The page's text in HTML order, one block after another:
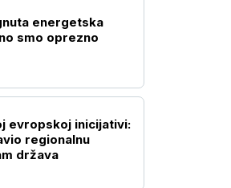
energetska
smo oprezno
evropskoj inicijativi:
regionalnu
država